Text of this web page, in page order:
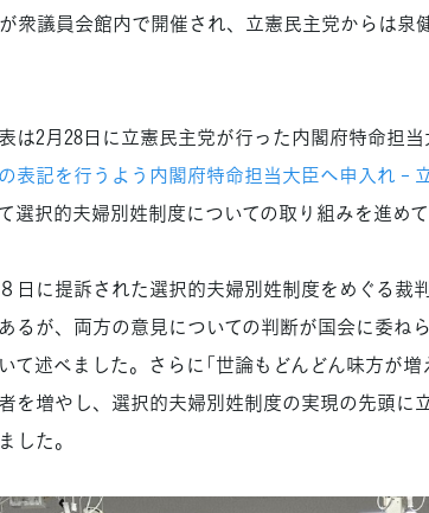
が衆議員会館内で開催され、立憲民主党からは
は2月28日に立憲民主党が行った内閣府特命担当
表記を行うよう内閣府特命担当大臣へ申入れ -
選択的夫婦別姓制度についての取り組みを進め
日に提訴された選択的夫婦別姓制度をめぐる裁判
るが、両方の意見についての判断が国会に委ね
て述べました。さらに「世論もどんどん味方が
を増やし、選択的夫婦別姓制度の実現の先頭に
した。